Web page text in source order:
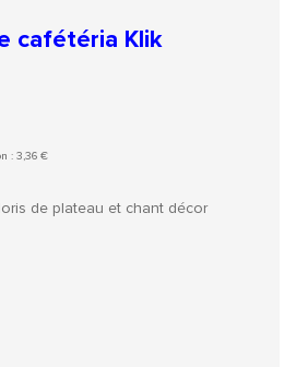
cafétéria Klik
:3,36€
de plateau et chant décor